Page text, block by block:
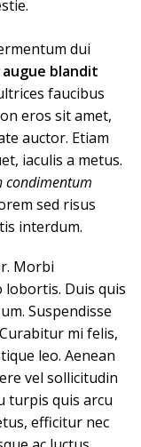
dui
blandit
faucibus
eros sit amet,
auctor. Etiam
iaculis a metus.
condimentum
sed risus
interdum.
Morbi
lobortis. Duis quis
Suspendisse
mi felis,
leo. Aenean
vel sollicitudin
turpis quis arcu
efficitur nec